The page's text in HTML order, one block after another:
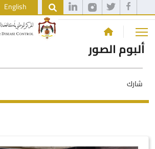
English
ألبوم الصور
شارك